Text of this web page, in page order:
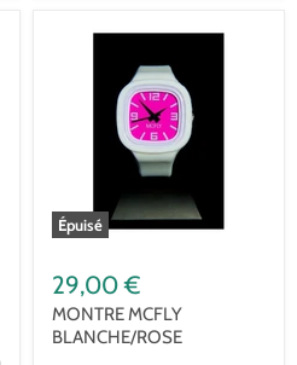
Épuisé
29,00 €
MONTRE MCFLY
BLANCHE/ROSE